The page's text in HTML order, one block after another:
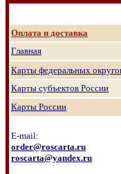
Оплата и доставка
Главная
Карты федеральных
Карты субъектов России
Карты России
E-mail:
order@roscarta.ru
roscarta@yandex.ru